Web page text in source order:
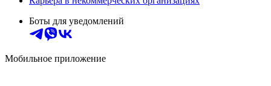
Боты для уведомлений
Мобильное приложение